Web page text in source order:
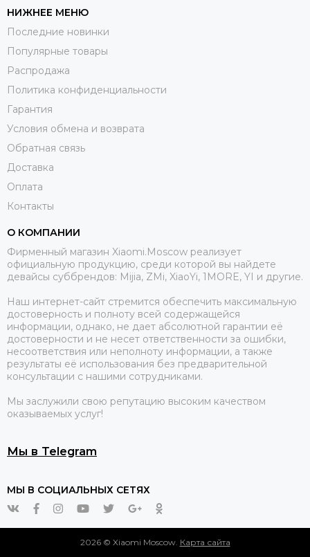
НИЖНЕЕ МЕНЮ
Последние новинки
Популярные товары
Распродажа
Политика конфиденциальности
Гарантия
Условия обмена и возврата
Обратная связь
Доставка
Оплата
Контакты
О КОМПАНИИ
Фирменный магазин Xiaomi.Moscow реализует
официальную продукцию, среди которой вы найдете
девайсы суббрендов: Mijia, ZMi, XiaoYi, 1MORE, YI и другие.
Наш интернет-сайт стремится обеспечить максимальную
достоверность и полноту всей содержащейся
информации, однако, не дает абсолютной гарантии её
достоверности и не несет ответственности за ошибки,
несоответствия или неполноту информации, а также
результаты её использования без предварительной
консультации с нашими сотрудниками.
Мы заслужили свою репутацию высоким качеством
оказываемых услуг!
Мы в Telegram
МЫ В СОЦИАЛЬНЫХ СЕТЯХ
2026 © Xiaomi Moscow. Карта сайта